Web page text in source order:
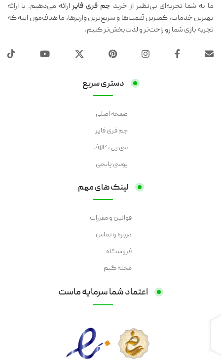
ما به شما تجربه‌ای بی‌نظیر از خرید جم فری فایرارائه می‌دهیم. با ارائه
بهترین خدمات، کمترین قیمت‌ها و سریع‌ترین واریزها، ما هدف‌مون اینه که
تجربه بازی شما رو راحت‌تر و لذت‌بخش‌تر کنیم.
دستری سریع
صفحه اصلی
جم فری فایر
سی پی کالاف
یوسی پابجی
لینک های مهم
قوانین و مقررات
درباره و تماس
فروشگاه
مجله گیم
اعتماد شما سرمایه ماست